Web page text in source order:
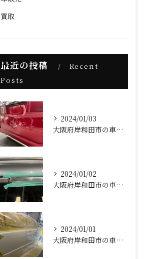
買取
最近の投稿
Recent
Posts
2024/01/03
大阪府岸和田市の車屋AFK(ホンダNBOXカスタム板金塗装修理)
2024/01/02
大阪府岸和田市の車屋AFK(ベンツメッキモール補修)
2024/01/01
大阪府岸和田市の車屋AFK(明けましておめでとうございます)